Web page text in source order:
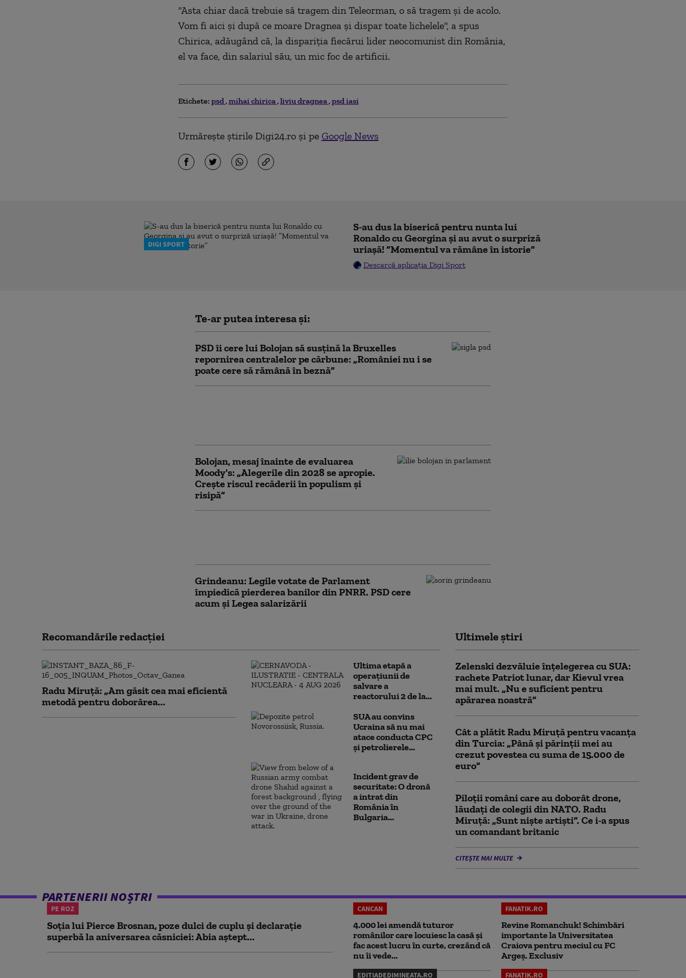
"Asta chiar dacă trebuie să tragem din Teleorman, o să tragem şi de acolo.
Vom fi aici şi după ce moare Dragnea şi dispar toate lichelele", a spus
Chirica, adăugând că, la dispariţia fiecărui lider neocomunist din România,
el va face, din salariul său, un mic foc de artificii.
Etichete: psd mihai chirica liviu dragnea psd iasi
Urmărește știrile Digi24.ro și pe Google News
DIGI SPORT
S-au dus la biserică pentru nunta lui
Ronaldo cu Georgina și au avut o surpriză
uriașă! ”Momentul va rămâne în istorie”
Descarcă aplicația Digi Sport
Te-ar putea interesa și:
PSD îi cere lui Bolojan să susțină la Bruxelles
repornirea centralelor pe cărbune: „României nu i se
poate cere să rămână în beznă”
Bolojan, mesaj înainte de evaluarea
Moody's: „Alegerile din 2028 se apropie.
Crește riscul recăderii în populism și
risipă”
Grindeanu: Legile votate de Parlament
împiedică pierderea banilor din PNRR. PSD cere
acum și Legea salarizării
Recomandările redacţiei
Radu Miruță: „Am găsit cea mai eficientă
metodă pentru doborârea...
Ultima etapă a
operațiunii de
salvare a
reactorului 2 de la...
SUA au convins
Ucraina să nu mai
atace conducta CPC
şi petrolierele...
Incident grav de
securitate: O dronă
a intrat din
România în
Bulgaria...
Ultimele știri
Zelenski dezvăluie înțelegerea cu SUA:
rachete Patriot lunar, dar Kievul vrea
mai mult. „Nu e suficient pentru
apărarea noastră”
Cât a plătit Radu Miruță pentru vacanța
din Turcia: „Până și părinții mei au
crezut povestea cu suma de 15.000 de
euro”
Piloții români care au doborât drone,
lăudați de colegii din NATO. Radu
Miruță: „Sunt niște artiști”. Ce i-a spus
un comandant britanic
CITEȘTE MAI MULTE
PARTENERII NOȘTRI
PE ROZ
Soția lui Pierce Brosnan, poze dulci de cuplu și declarație
superbă la aniversarea căsniciei: Abia aștept...
CANCAN
4.000 lei amendă tuturor
românilor care locuiesc la casă și
fac acest lucru în curte, crezând că
nu îi vede...
FANATIK.RO
Revine Romanchuk! Schimbări
importante la Universitatea
Craiova pentru meciul cu FC
Argeş. Exclusiv
EDITIADEDIMINEATA.RO FANATIK.RO